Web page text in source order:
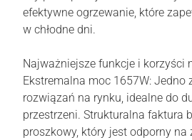
efektywne ogrzewanie, które
w chłodne dni.
Najważniejsze funkcje i korzyści
Ekstremalna moc 1657W: Jedno
rozwiązań na rynku, idealne do
przestrzeni. Strukturalna faktura
proszkowy, który jest odporny